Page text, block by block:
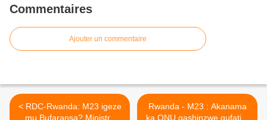
Commentaires
Ajouter un commentaire
< RDC-Rwanda: M23 igeze
mu Bufaransa? Ministre
Rwanda - M23 : Akanama
ka ONU gashinzwe gufatira